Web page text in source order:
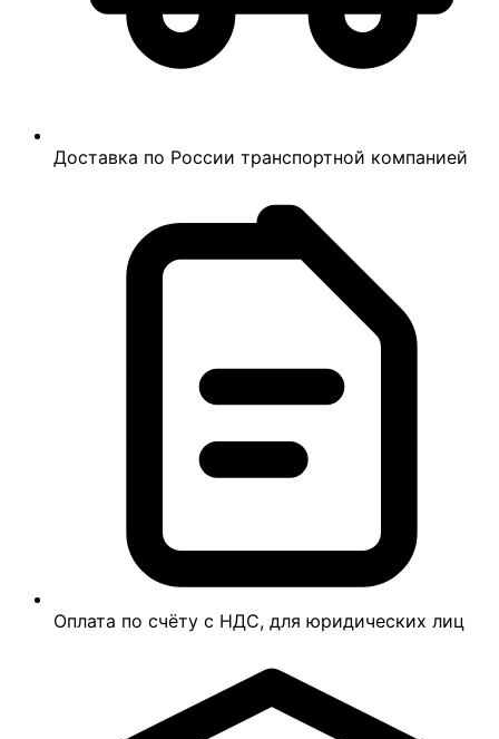
Доставка по России транспортной компанией
Оплата по счёту с НДС, для юридических лиц